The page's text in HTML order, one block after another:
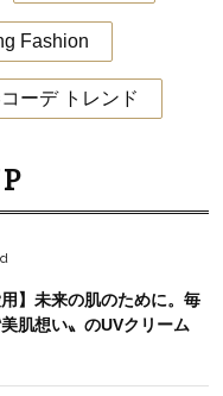
Fashion
ーデ トレンド
用】未来の肌のために。毎
肌想い〟のUVクリーム